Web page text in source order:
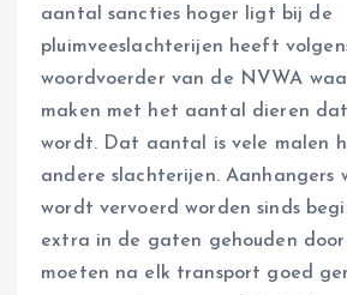
aantal sancties hoger ligt bij de
pluimveeslachterijen heeft
woordvoerder van de NVWA
maken met het aantal dieren
wordt. Dat aantal is vele malen
andere slachterijen. Aanhangers
wordt vervoerd worden sinds
extra in de gaten gehouden
moeten na elk transport goed